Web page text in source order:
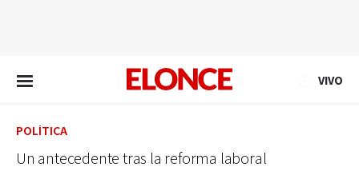
VIVO
POLÍTICA
Un antecedente tras la reforma laboral